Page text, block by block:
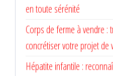
en toute sérénité
Corps de ferme à vendre
concrétiser votre projet de
Hépatite infantile :